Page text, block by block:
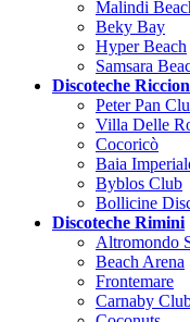
Malindi
Beky Bay
Hyper Beach
Samsara
Discoteche
Peter Pan
Villa Delle
Cocoricò
Baia
Byblos Club
Bollicine
Discoteche Rimini
Altromondo
Beach Arena
Frontemare
Carnaby